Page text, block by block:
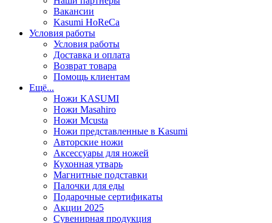
Вакансии
Kasumi HoReCa
Условия работы
Условия работы
Доставка и оплата
Возврат товара
Помощь клиентам
Ещё...
Ножи KASUMI
Ножи Masahiro
Ножи Mcusta
Ножи представленные в Kasumi
Авторские ножи
Аксессуары для ножей
Кухонная утварь
Магнитные подставки
Палочки для еды
Подарочные сертификаты
Акции 2025
Сувенирная продукция